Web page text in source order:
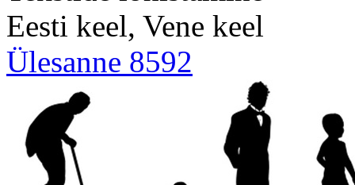
Eesti keel, Vene keel
Ülesanne 8592